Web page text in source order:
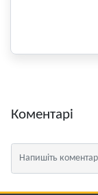
Коментарі